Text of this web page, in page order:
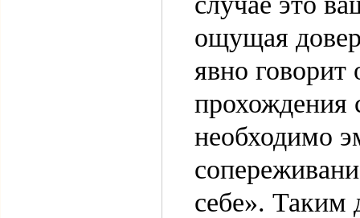
ощущая
явно говорит
прохождения
необходимо
себе». Таким